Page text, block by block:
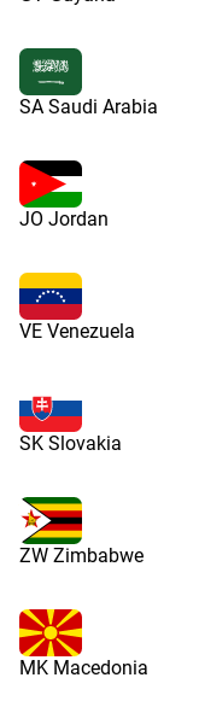
SA Saudi Arabia
JO Jordan
VE Venezuela
SK Slovakia
ZW Zimbabwe
MK Macedonia